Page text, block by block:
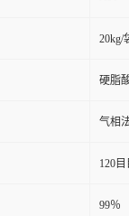
20kg/
硬脂
气相
120目
99％